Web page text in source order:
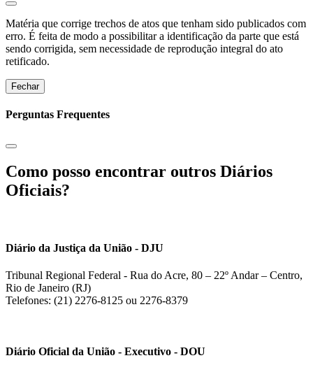
Matéria que corrige trechos de atos que tenham sido publicados com
erro. É feita de modo a possibilitar a identificação da parte que está
sendo corrigida, sem necessidade de reprodução integral do ato
retificado.
Fechar
Perguntas Frequentes
Como posso encontrar outros Diários
Oficiais?
Diário da Justiça da União - DJU
Tribunal Regional Federal - Rua do Acre, 80 – 22º Andar – Centro,
Rio de Janeiro (RJ)
Telefones: (21) 2276-8125 ou 2276-8379
Diário Oficial da União - Executivo - DOU